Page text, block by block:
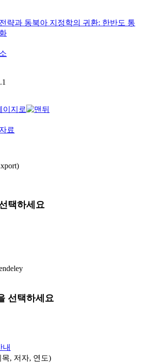
략과 동북아 지정학의 귀환: 한반도 통
료
택하세요
선택하세요
내
, 저자, 연도)